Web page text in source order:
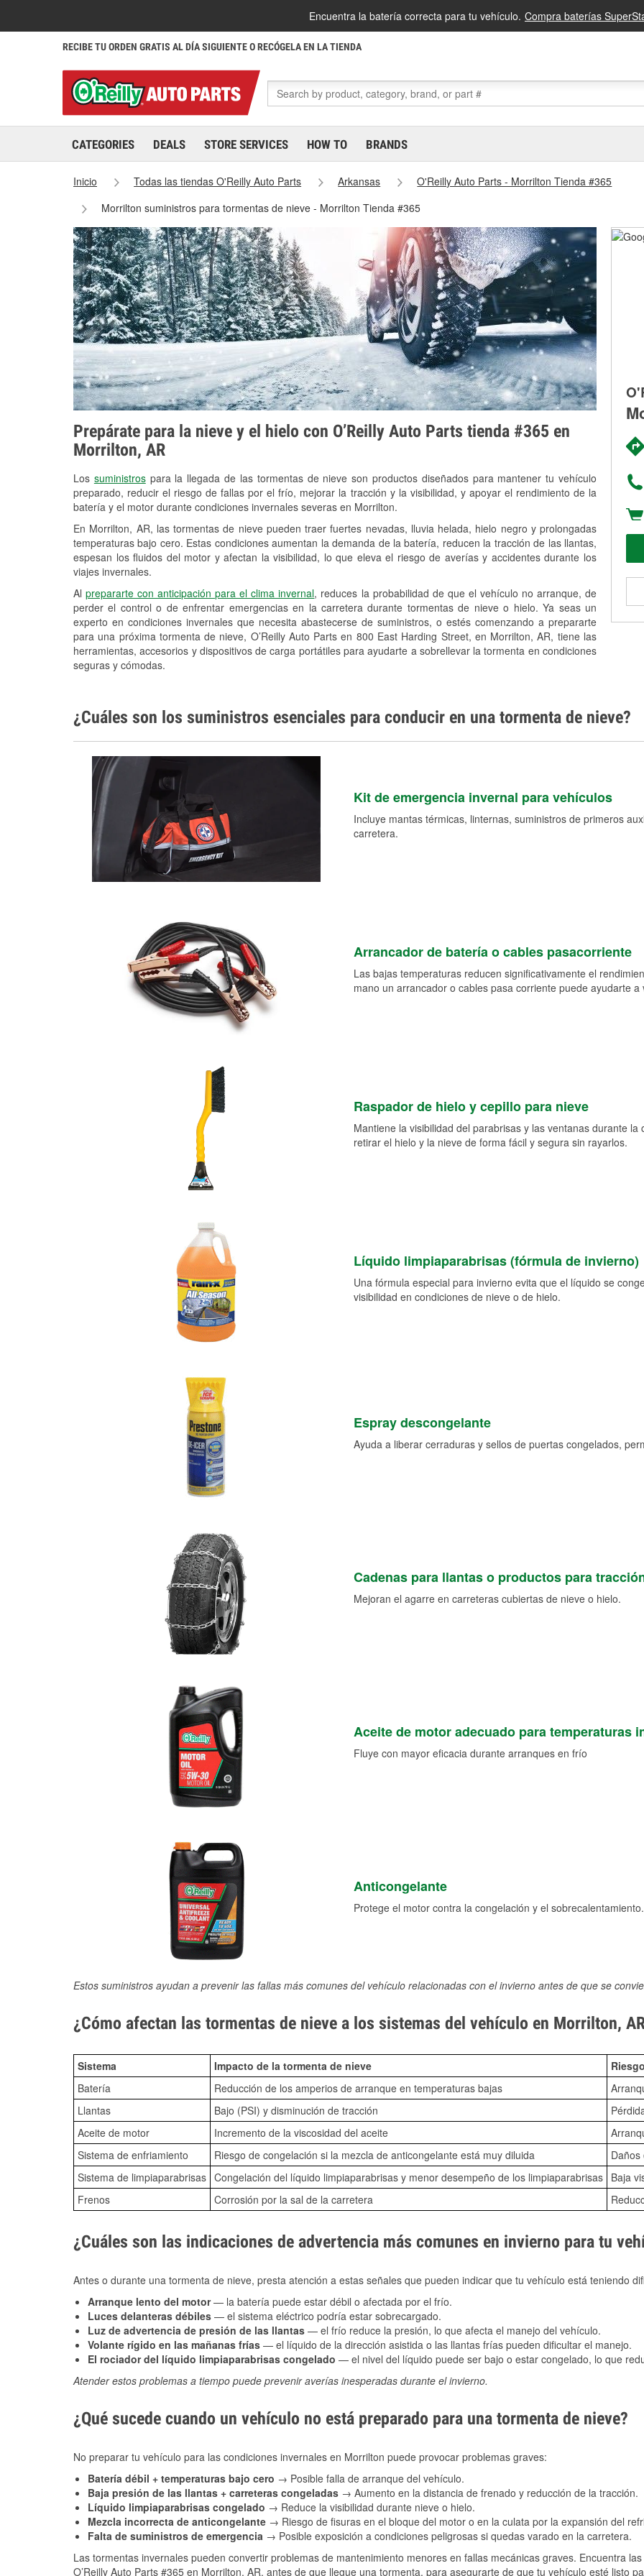
Encuentra la batería correcta para tu vehículo. Compra baterías
RECIBE TU ORDEN GRATIS AL DÍA SIGUIENTE O RECÓGELA EN LA TIENDA
CATEGORIES DEALS STORE SERVICES HOW TO BRANDS
Inicio Todas las tiendas O'Reilly Auto Parts Arkansas
O'Reilly Auto Parts - Morrilton Tienda #365
Morrilton suministros para tormentas de nieve - Morrilton Tienda #365
Prepárate para la nieve y el hielo con O’Reilly Auto Parts tienda #365 en
Morrilton, AR
Los suministrospara la llegada de las tormentas de nieve son productos diseñados para mantener tu vehículo
preparado, reducir el riesgo de fallas por el frío, mejorar la tracción y la visibilidad, y apoyar el rendimiento de la
batería y el motor durante condiciones invernales severas en Morrilton.
En Morrilton, AR, las tormentas de nieve pueden traer fuertes nevadas, lluvia helada, hielo negro y prolongadas
temperaturas bajo cero. Estas condiciones aumentan la demanda de la batería, reducen la tracción de las llantas,
espesan los fluidos del motor y afectan la visibilidad, lo que eleva el riesgo de averías y accidentes durante los
viajes invernales.
Alprepararte con anticipación para el clima invernal, reduces la probabilidad de que el vehículo no arranque, de
perder el control o de enfrentar emergencias en la carretera durante tormentas de nieve o hielo. Ya seas un
experto en condiciones invernales que necesita abastecerse de suministros, o estés comenzando a prepararte
para una próxima tormenta de nieve, O’Reilly Auto Parts en 800 East Harding Street, en Morrilton, AR, tiene las
herramientas, accesorios y dispositivos de carga portátiles para ayudarte a sobrellevar la tormenta en condiciones
seguras y cómodas.
¿Cuáles son los suministros esenciales para conducir en una tormenta de nieve?
Kit de emergencia invernal para vehículos
Incluye mantas térmicas, linternas, suministros de primeros
carretera.
Arrancador de batería o cables pasacorriente
Las bajas temperaturas reducen significativamente el
mano un arrancador o cables pasa corriente puede ayudarte
Raspador de hielo y cepillo para nieve
Mantiene la visibilidad del parabrisas y las ventanas durante
retirar el hielo y la nieve de forma fácil y segura sin rayarlos.
Líquido limpiaparabrisas (fórmula de invierno)
Una fórmula especial para invierno evita que el líquido se
visibilidad en condiciones de nieve o de hielo.
Espray descongelante
Ayuda a liberar cerraduras y sellos de puertas congelados,
Cadenas para llantas o productos para
Mejoran el agarre en carreteras cubiertas de nieve o hielo.
Aceite de motor adecuado para temperaturas
Fluye con mayor eficacia durante arranques en frío
Anticongelante
Protege el motor contra la congelación y el sobrecalentamiento.
Estos suministros ayudan a prevenir las fallas más comunes del vehículo relacionadas con el invierno antes de que se
¿Cómo afectan las tormentas de nieve a los sistemas del vehículo en Morrilton,
Sistema Impacto de la tormenta de nieve
Batería
Reducción de los amperios de arranque en temperaturas bajas
Llantas
Bajo (PSI) y disminución de tracción
Aceite de motor
Incremento de la viscosidad del aceite
Sistema de enfriamiento
Riesgo de congelación si la mezcla de anticongelante está muy diluida
Sistema de limpiaparabrisas Congelación del líquido limpiaparabrisas y menor desempeño de los limpiaparabrisas Baja
Frenos
Corrosión por la sal de la carretera
¿Cuáles son las indicaciones de advertencia más comunes en invierno para tu
Antes o durante una tormenta de nieve, presta atención a estas señales que pueden indicar que tu vehículo está teniendo
Arranque lento del motor— la batería puede estar débil o afectada por el frío.
Luces delanteras débiles — el sistema eléctrico podría estar sobrecargado.
Luz de advertencia de presión de las llantas — el frío reduce la presión, lo que afecta el manejo del vehículo.
Volante rígido en las mañanas frías — el líquido de la dirección asistida o las llantas frías pueden dificultar el manejo.
El rociador del líquido limpiaparabrisas congelado — el nivel del líquido puede ser bajo o estar congelado, lo que
Atender estos problemas a tiempo puede prevenir averías inesperadas durante el invierno.
¿Qué sucede cuando un vehículo no está preparado para una tormenta de nieve?
No preparar tu vehículo para las condiciones invernales en Morrilton puede provocar problemas graves:
Batería débil + temperaturas bajo cero → Posible falla de arranque del vehículo.
Baja presión de las llantas + carreteras congeladas → Aumento en la distancia de frenado y reducción de la tracción.
Líquido limpiaparabrisas congelado → Reduce la visibilidad durante nieve o hielo.
Mezcla incorrecta de anticongelante → Riesgo de fisuras en el bloque del motor o en la culata por la expansión del
Falta de suministros de emergencia → Posible exposición a condiciones peligrosas si quedas varado en la carretera.
Las tormentas invernales pueden convertir problemas de mantenimiento menores en fallas mecánicas graves. Encuentra
O’Reilly Auto Parts #365 en Morrilton, AR, antes de que llegue una tormenta, para asegurarte de que tu vehículo esté listo